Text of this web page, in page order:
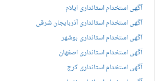
آگهی استخدام استانداری ایلام
آگهی استخدام استانداری آذربایجان شرقی
آگهی استخدام استانداری بوشهر
آگهی استخدام استانداری اصفهان
آگهی استخدام استانداری کرج